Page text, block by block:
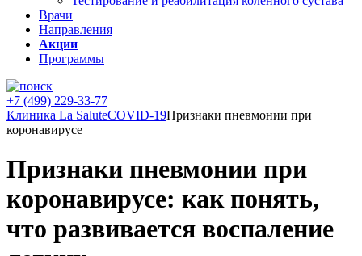
Врачи
Направления
Акции
Программы
+7 (499) 229-33-77
Клиника La SaluteCOVID-19Признаки пневмонии при
коронавирусе
Признаки пневмонии при
коронавирусе: как понять,
что развивается воспаление